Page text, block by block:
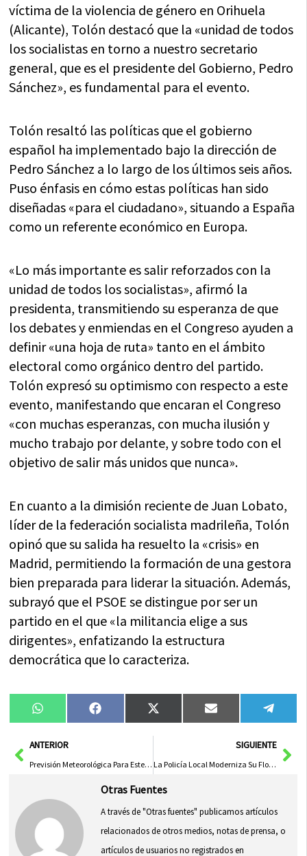
víctima de la violencia de género en Orihuela
(Alicante), Tolón destacó que la «unidad de todos
los socialistas en torno a nuestro secretario
general, que es el presidente del Gobierno, Pedro
Sánchez», es fundamental para el evento.
Tolón resaltó las políticas que el gobierno
español ha implementado bajo la dirección de
Pedro Sánchez a lo largo de los últimos seis años.
Puso énfasis en cómo estas políticas han sido
diseñadas «para el ciudadano», situando a España
como un referente económico en Europa.
«Lo más importante es salir reforzados con la
unidad de todos los socialistas», afirmó la
presidenta, transmitiendo su esperanza de que
los debates y enmiendas en el Congreso ayuden a
definir «una hoja de ruta» tanto en el ámbito
electoral como orgánico dentro del partido.
Tolón expresó su optimismo con respecto a este
evento, manifestando que encaran el Congreso
«con muchas esperanzas, con mucha ilusión y
mucho trabajo por delante, y sobre todo con el
objetivo de salir más unidos que nunca».
En cuanto a la dimisión reciente de Juan Lobato,
líder de la federación socialista madrileña, Tolón
opinó que su salida ha resuelto la «crisis» en
Madrid, permitiendo la formación de una gestora
bien preparada para liderar la situación. Además,
subrayó que el PSOE se distingue por ser un
partido en el que «la militancia elige a sus
dirigentes», enfatizando la estructura
democrática que lo caracteriza.
Compartir
en
WhatsAppCompartir
en
FacebookCompartir
en
X
(Twitter)
Compartir
en
Email
en
AntANTERIOR
Previsión Meteorológica Para Este Viernes En Castilla-La Mancha: Ascenso Generalizado De Temperaturas
SIGUIENTE
La Policía Local Moderniza Su Flota con Vehículos Ecoeficientes para Unidades de Protección Ambiental, Atestados y Tráfico
Otras Fuentes
A través de "Otras fuentes" publicamos artículos
relacionados de otros medios, notas de prensa, o
artículos de usuarios no registrados en